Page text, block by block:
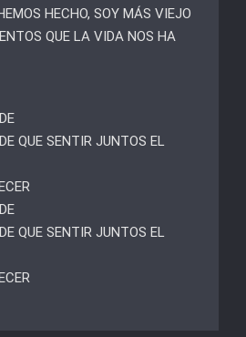
HECHO, SOY MÁS VIEJO
QUE LA VIDA NOS HA
QUE SENTIR JUNTOS EL
QUE SENTIR JUNTOS EL